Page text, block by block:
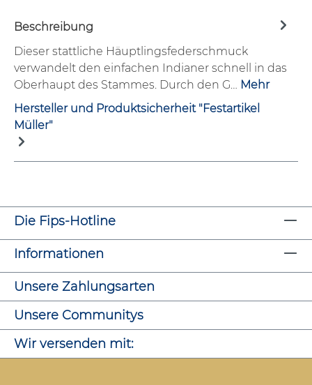
Beschreibung
Dieser stattliche Häuptlingsfederschmuck
verwandelt den einfachen Indianer schnell in das
Oberhaupt des Stammes. Durch den G… Mehr
Hersteller und Produktsicherheit "Festartikel
Müller"
Die Fips-Hotline
Informationen
Unsere Zahlungsarten
Unsere Communitys
Wir versenden mit: